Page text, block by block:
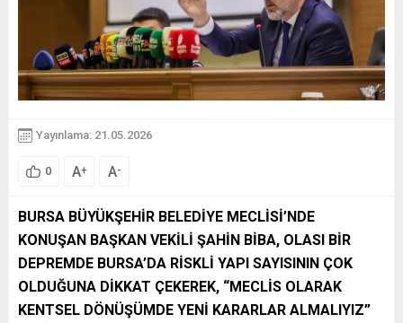
Yayınlama: 21.05.2026
0 A+ A-
BURSA BÜYÜKŞEHİR BELEDİYE MECLİSİ’NDE
KONUŞAN BAŞKAN VEKİLİ ŞAHİN BİBA, OLASI BİR
DEPREMDE BURSA’DA RİSKLİ YAPI SAYISININ ÇOK
OLDUĞUNA DİKKAT ÇEKEREK, “MECLİS OLARAK
KENTSEL DÖNÜŞÜMDE YENİ KARARLAR ALMALIYIZ”